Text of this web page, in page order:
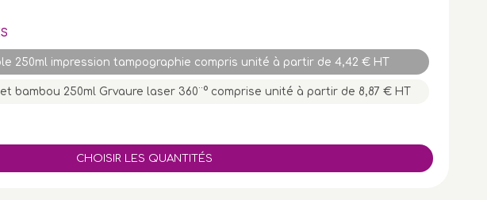
250ml impression tampographie compris unité à partir de 4,42 € HT
bambou 250ml Grvaure laser 360¨° comprise unité à partir de 8,87 € HT